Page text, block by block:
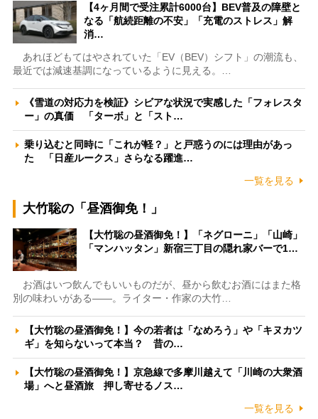
【4ヶ月間で受注累計6000台】BEV普及の障壁と
なる「航続距離の不安」「充電のストレス」解
消…
あれほどもてはやされていた「EV（BEV）シフト」の潮流も、
最近では減速基調になっているように見える。…
《雪道の対応力を検証》シビアな状況で実感した「フォレスタ
ー」の真価 「ターボ」と「スト…
乗り込むと同時に「これが軽？」と戸惑うのには理由があっ
た 「日産ルークス」さらなる躍進…
一覧を見る
大竹聡の「昼酒御免！」
【大竹聡の昼酒御免！】「ネグローニ」「山崎」
「マンハッタン」新宿三丁目の隠れ家バーで1…
お酒はいつ飲んでもいいものだが、昼から飲むお酒にはまた格
別の味わいがある――。ライター・作家の大竹…
【大竹聡の昼酒御免！】今の若者は「なめろう」や「キヌカツ
ギ」を知らないって本当？ 昔の…
【大竹聡の昼酒御免！】京急線で多摩川越えて「川崎の大衆酒
場」へと昼酒旅 押し寄せるノス…
一覧を見る